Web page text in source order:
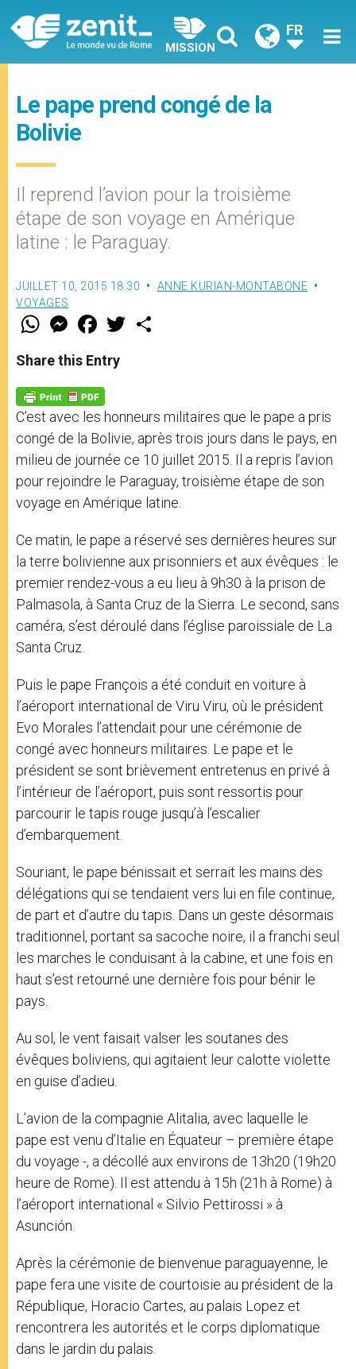
MISSION
FR
Le pape prend congé de la
Bolivie
Il reprend l’avion pour la troisième
étape de son voyage en Amérique
latine : le Paraguay.
JUILLET 10, 2015 18:30
ANNE KURIAN-MONTABONE
VOYAGES
W
t
s
p
p
M
e
s
e
g
e
r
F
a
e
b
o
k
w
Share this Entry
C’est avec les honneurs militaires que le pape a pris
congé de la Bolivie, après trois jours dans le pays, en
milieu de journée ce 10 juillet 2015. Il a repris l’avion
pour rejoindre le Paraguay, troisième étape de son
voyage en Amérique latine.
Ce matin, le pape a réservé ses dernières heures sur
la terre bolivienne aux prisonniers et aux évêques : le
premier rendez-vous a eu lieu à 9h30 à la prison de
Palmasola, à Santa Cruz de la Sierra. Le second, sans
caméra, s’est déroulé dans l’église paroissiale de La
Santa Cruz.
Puis le pape François a été conduit en voiture à
l’aéroport international de Viru Viru, où le président
Evo Morales l’attendait pour une cérémonie de
congé avec honneurs militaires. Le pape et le
président se sont brièvement entretenus en privé à
l’intérieur de l’aéroport, puis sont ressortis pour
parcourir le tapis rouge jusqu’à l’escalier
d’embarquement.
Souriant, le pape bénissait et serrait les mains des
délégations qui se tendaient vers lui en file continue,
de part et d’autre du tapis. Dans un geste désormais
traditionnel, portant sa sacoche noire, il a franchi seul
les marches le conduisant à la cabine, et une fois en
haut s’est retourné une dernière fois pour bénir le
pays.
Au sol, le vent faisait valser les soutanes des
évêques boliviens, qui agitaient leur calotte violette
en guise d’adieu.
L’avion de la compagnie Alitalia, avec laquelle le
pape est venu d’Italie en Équateur – première étape
du voyage -, a décollé aux environs de 13h20 (19h20
heure de Rome). Il est attendu à 15h (21h à Rome) à
l’aéroport international « Silvio Pettirossi » à
Asunción.
Après la cérémonie de bienvenue paraguayenne, le
pape fera une visite de courtoisie au président de la
République, Horacio Cartes, au palais Lopez et
rencontrera les autorités et le corps diplomatique
dans le jardin du palais.